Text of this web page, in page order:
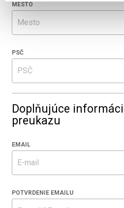
MESTO
PSČ
Doplňujúce
preukazu
EMAIL
POTVRDENIE EMAILU